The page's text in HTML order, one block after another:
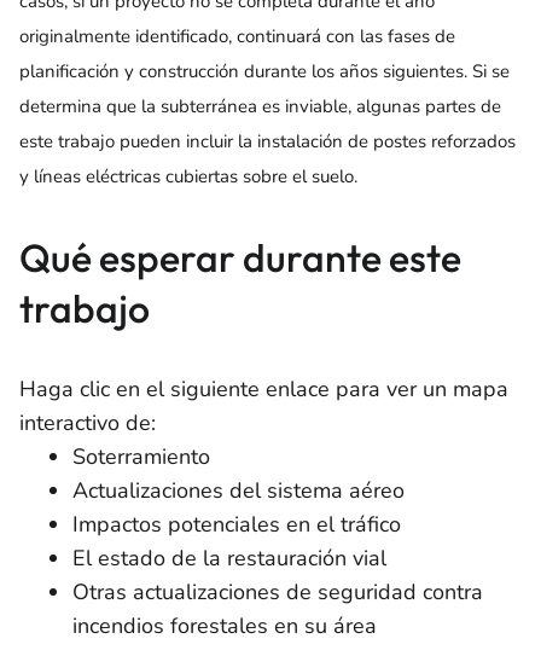
originalmente identificado, continuará con las fases de
planificación y construcción durante los años siguientes. Si se
determina que la subterránea es inviable, algunas partes de
este trabajo pueden incluir la instalación de postes reforzados
y líneas eléctricas cubiertas sobre el suelo.
Qué esperar durante este
trabajo
Haga clic en el siguiente enlace para ver un mapa
interactivo de:
Soterramiento
Actualizaciones del sistema aéreo
Impactos potenciales en el tráfico
El estado de la restauración vial
Otras actualizaciones de seguridad contra
incendios forestales en su área